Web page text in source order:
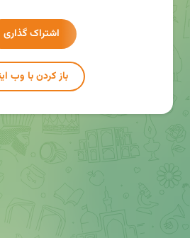
اشتراک گذاری
باز کردن با وب